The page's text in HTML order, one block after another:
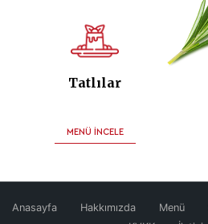
Tatlılar
MENÜ İNCELE
Anasayfa Hakkımızda Menü